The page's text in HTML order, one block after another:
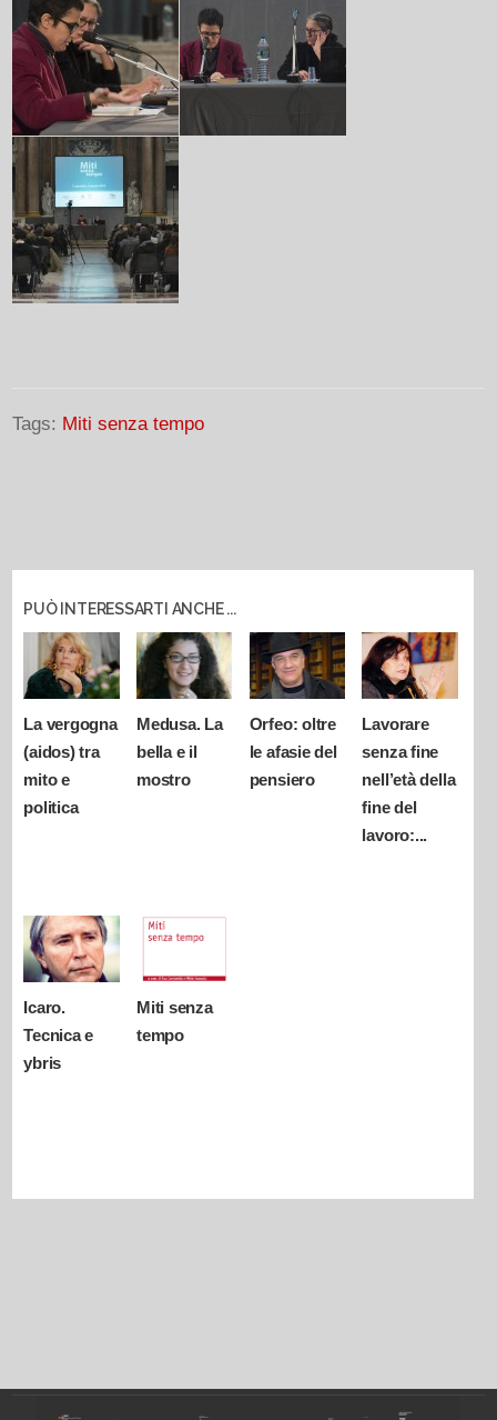
Tags: Miti senza tempo
PUÒ INTERESSARTI ANCHE ...
La vergogna
(aidos) tra
mito e
politica
Medusa. La
bella e il
mostro
Orfeo: oltre
le afasie del
pensiero
Lavorare
senza fine
nell’età della
fine del
lavoro:...
Icaro.
Tecnica e
ybris
Miti senza
tempo